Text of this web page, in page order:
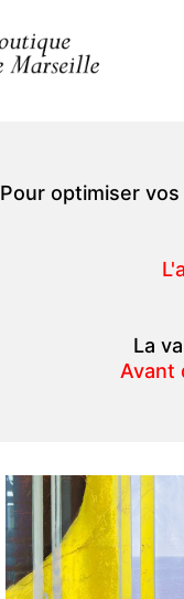
Pour optimiser
La
Avant